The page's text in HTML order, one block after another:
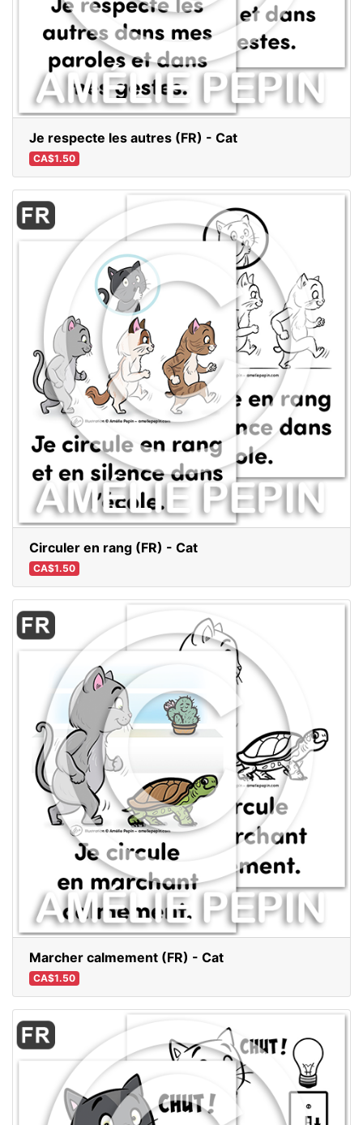
Je respecte les autres (FR) - Cat
CA$1.50
Circuler en rang (FR) - Cat
CA$1.50
Marcher calmement (FR) - Cat
CA$1.50